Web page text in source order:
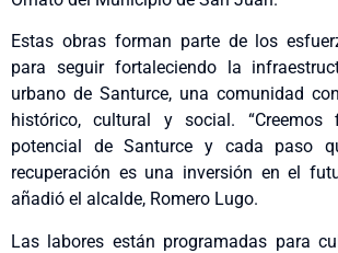
Estas obras forman parte de los
para seguir fortaleciendo la
urbano de Santurce, una comunidad
histórico, cultural y social. “Creemos
potencial de Santurce y cada paso
recuperación es una inversión en el
añadió el alcalde, Romero Lugo.
Las labores están programadas para